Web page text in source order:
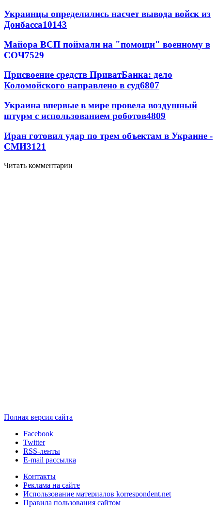
Украинцы определились насчет вывода войск из
Донбасса10143
Майора ВСП поймали на "помощи" военному в
СОЧ7529
Присвоение средств ПриватБанка: дело
Коломойского направлено в суд6807
Украина впервые в мире провела воздушный
штурм с использованием роботов4809
Иран готовил удар по трем объектам в Украине -
СМИ3121
Читать комментарии
Полная версия сайта
Facebook
Twitter
RSS-ленты
E-mail рассылка
Контакты
Реклама на сайте
Использование материалов korrespondent.net
Правила пользования сайтом